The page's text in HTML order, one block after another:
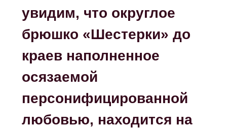
увидим, что округлое
брюшко «Шестерки» до
краев наполненное
осязаемой
персонифицированной
любовью, находится на